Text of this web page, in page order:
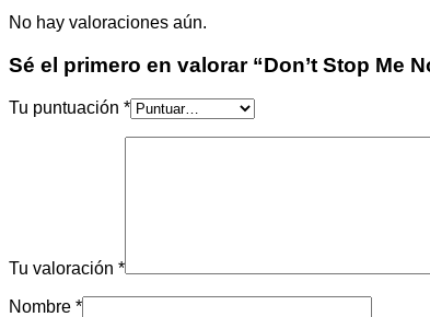
No hay valoraciones aún.
Sé el primero en valorar “Don’t Stop Me
Tu puntuación *
Tu valoración *
Nombre *